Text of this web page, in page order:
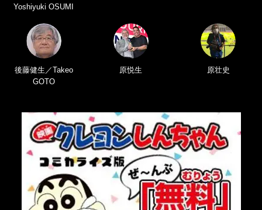
Yoshiyuki OSUMI
後藤健生／Takeo
GOTO
原悦生 原壮史